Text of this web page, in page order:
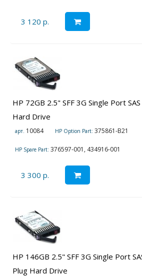
3 120 р.
HP 72GB 2.5" SFF 3G Single Port
Hard Drive
арт. 10084 HP Option Part: 375861-B21
HP Spare Part: 376597-001, 434916-001
3 300 р.
HP 146GB 2.5" SFF 3G Single Port
Plug Hard Drive